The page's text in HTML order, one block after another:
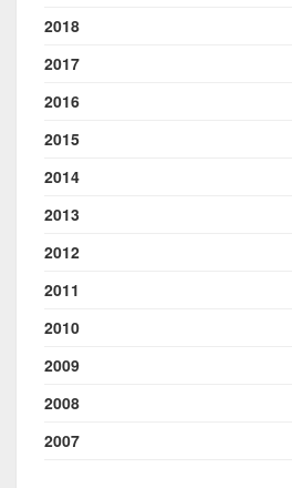
2018
2017
2016
2015
2014
2013
2012
2011
2010
2009
2008
2007